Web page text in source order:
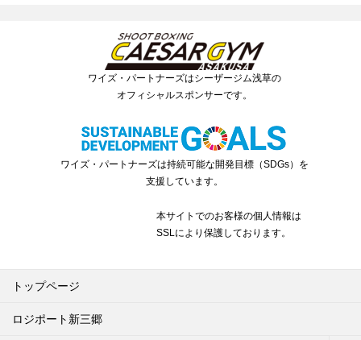
ワイズ・パートナーズはシーザージム浅草の
オフィシャルスポンサーです。
ワイズ・パートナーズは持続可能な開発目標（SDGs）を
支援しています。
本サイトでのお客様の個人情報は
SSLにより保護しております。
トップページ
ロジポート新三郷